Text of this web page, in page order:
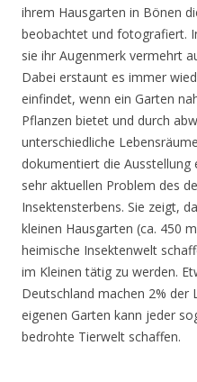
ihrem Hausgarten in Bönen
beobachtet und fotografiert.
sie ihr Augenmerk vermehrt
Dabei erstaunt es immer
einfindet, wenn ein Garten
Pflanzen bietet und durch
unterschiedliche
dokumentiert die
sehr aktuellen Problem des
Insektensterbens. Sie zeigt,
kleinen Hausgarten (ca. 450
heimische Insektenwelt
im Kleinen tätig zu werden.
Deutschland machen 2% der
eigenen Garten kann jeder
bedrohte Tierwelt schaffen.